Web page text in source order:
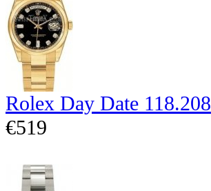
Rolex Day Date 118.208
€519